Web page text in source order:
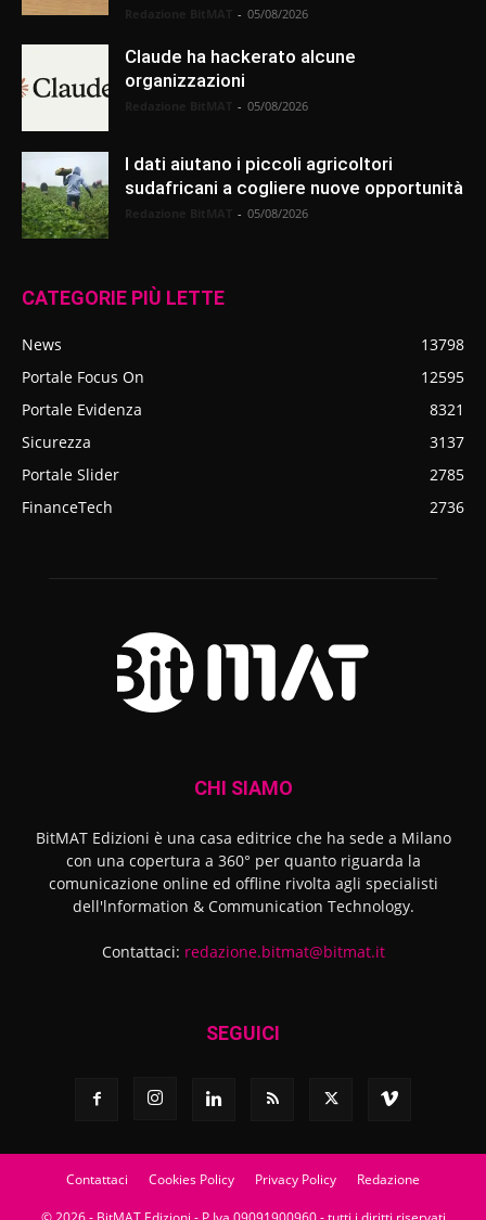
- 05/08/2026
Claude ha hackerato alcune
organizzazioni
- 05/08/2026
I dati aiutano i piccoli agricoltori
sudafricani a cogliere nuove opportunità
- 05/08/2026
CATEGORIE PIÙ LETTE
News
13798
Portale Focus On
12595
Portale Evidenza
8321
Sicurezza
3137
Portale Slider
2785
FinanceTech
2736
CHI SIAMO
BitMAT Edizioni è una casa editrice che ha sede a Milano
con una copertura a 360° per quanto riguarda la
comunicazione online ed offline rivolta agli specialisti
dell'lnformation & Communication Technology.
Contattaci: redazione.bitmat@bitmat.it
SEGUICI
Contattaci Cookies Policy Privacy Policy Redazione